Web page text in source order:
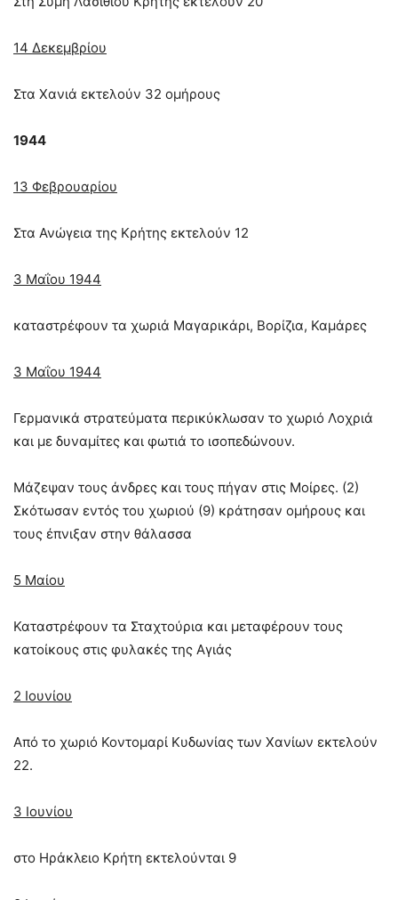
14 Δεκεμβρίου
Στα Χανιά εκτελούν 32 ομήρους
1944
13 Φεβρουαρίου
Στα Ανώγεια της Κρήτης εκτελούν 12
3 Μαΐου 1944
καταστρέφουν τα χωριά Μαγαρικάρι, Βορίζια, Καμάρες
3 Μαΐου 1944
Γερμανικά στρατεύματα περικύκλωσαν το χωριό Λοχριά
και με δυναμίτες και φωτιά το ισοπεδώνουν.
Μάζεψαν τους άνδρες και τους πήγαν στις Μοίρες. (2)
Σκότωσαν εντός του χωριού (9) κράτησαν ομήρους και
τους έπνιξαν στην θάλασσα
5 Μαίου
Καταστρέφουν τα Σταχτούρια και μεταφέρουν τους
κατοίκους στις φυλακές της Αγιάς
2 Ιουνίου
Από το χωριό Κοντοµαρί Κυδωνίας των Χανίων εκτελούν
22.
3 Ιουνίου
στο Ηράκλειο Κρήτη εκτελούνται 9